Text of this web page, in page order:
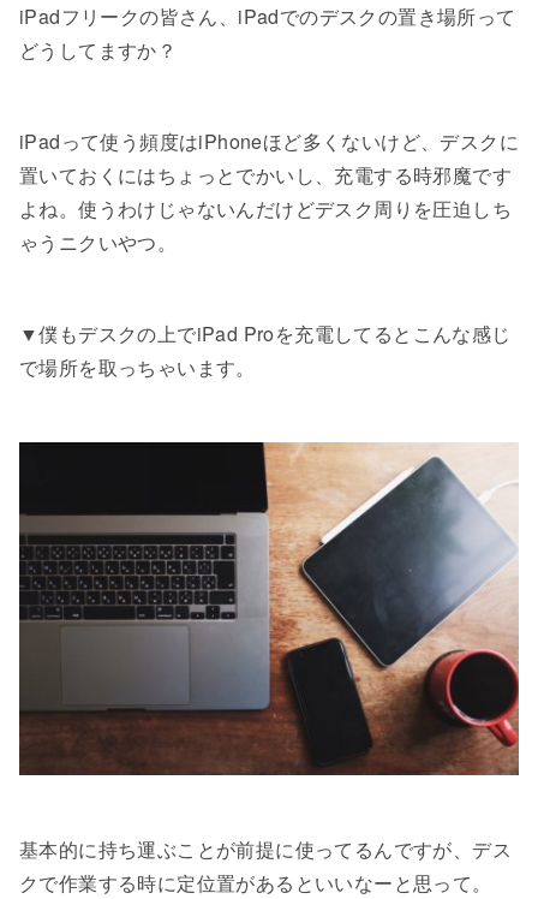
iPadフリークの皆さん、iPadでのデスクの置き場所って
どうしてますか？
iPadって使う頻度はiPhoneほど多くないけど、デスクに
置いておくにはちょっとでかいし、充電する時邪魔です
よね。使うわけじゃないんだけどデスク周りを圧迫しち
ゃうニクいやつ。
▼僕もデスクの上でiPad Proを充電してるとこんな感じ
で場所を取っちゃいます。
基本的に持ち運ぶことが前提に使ってるんですが、デス
クで作業する時に定位置があるといいなーと思って。